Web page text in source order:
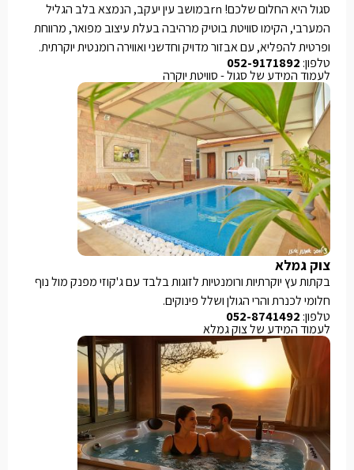
סגול היא החלום שלכם! rnבמושב עין יעקב, הנמצא בלב הגליל
המערבי, הקימו סוויטת בוטיק מרהיבה בעלת עיצוב מפואר, מרווחת
ופרטית להפליא, עם אבזור מדויק וחדשני ואווירה רומנטית יוקרתית.
טלפון: 052-9171892
לעמוד המידע של סגול - סוויטת יוקרה
צוק גמלא
בקתות עץ יוקרתיות ורומנטיות לזוגות בלבד עם ג'קוזי מפנק מול נוף
חלומי לכנרת והרי הגולן ושלל פינוקים.
טלפון: 052-8741492
לעמוד המידע של צוק גמלא